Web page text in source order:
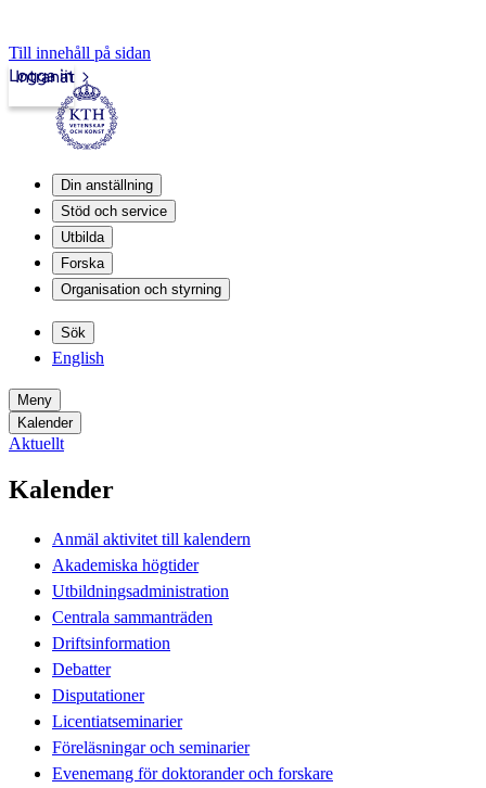
Till innehåll på sidan
Intranät
Logga in
Din anställning
Stöd och service
Utbilda
Forska
Organisation och styrning
Sök
English
Meny
Kalender
Aktuellt
Kalender
Anmäl aktivitet till kalendern
Akademiska högtider
Utbildningsadministration
Centrala sammanträden
Driftsinformation
Debatter
Disputationer
Licentiatseminarier
Föreläsningar och seminarier
Evenemang för doktorander och forskare